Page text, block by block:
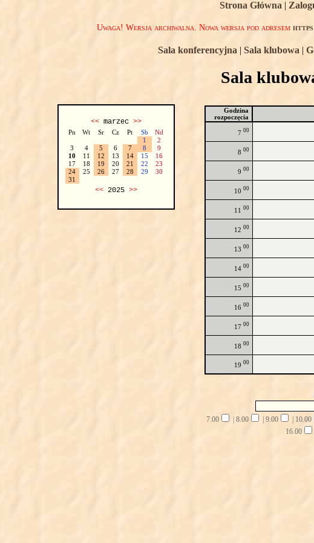
Strona Główna |
Uwaga! Wersja archiwalna. Nowa wersja pod adresem
Sala konferencyjna | Sala klubowa |
Sala
<<marzec >>
Pn Wt Sr Cz Pt Sb
Nd
1
2
3
4 5 6 7 8
9
10
11 12 13 14 15
16
17
18 19 20 21 22
23
24
25 26 27 28 29
30
31
<<2025 >>
Godzina
rozpoczęcia
7 00
8 00
9 00
10 00
11 00
12 00
13 00
14 00
15 00
16 00
17 00
18 00
19 00
7.00 8.00 9.00 10.00
16.00